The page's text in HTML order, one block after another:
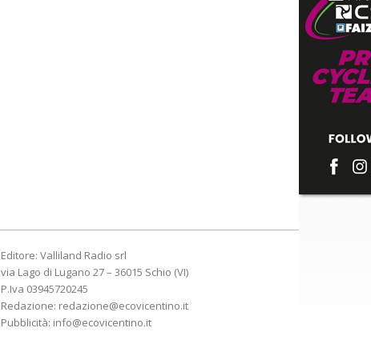
Editore: Valliland Radio srl
via Lago di Lugano 27 – 36015 Schio (VI)
P.Iva 03945720245
Redazione: redazione@ecovicentino.it
Pubblicità: info@ecovicentino.it